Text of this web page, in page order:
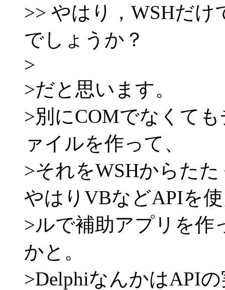
>> やはり，WSHだ
でしょうか？
>
>だと思います。
>別にCOMでなくて
ァイルを作って、
>それをWSHからた
やはりVBなどAPIを
>ルで補助アプリを作
かと。
>DelphiなんかはAPI